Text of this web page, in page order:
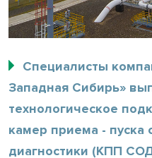
Специалисты
Западная Сибирь»
технологическое
камер приема - пуска
диагностики (КПП